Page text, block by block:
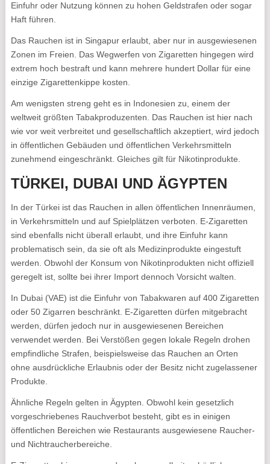
Einfuhr oder Nutzung können zu hohen Geldstrafen oder sogar
Haft führen.
Das Rauchen ist in Singapur erlaubt, aber nur in ausgewiesenen
Zonen im Freien. Das Wegwerfen von Zigaretten hingegen wird
extrem hoch bestraft und kann mehrere hundert Dollar für eine
einzige Zigarettenkippe kosten.
Am wenigsten streng geht es in Indonesien zu, einem der
weltweit größten Tabakproduzenten. Das Rauchen ist hier nach
wie vor weit verbreitet und gesellschaftlich akzeptiert, wird jedoch
in öffentlichen Gebäuden und öffentlichen Verkehrsmitteln
zunehmend eingeschränkt. Gleiches gilt für Nikotinprodukte.
TÜRKEI, DUBAI UND ÄGYPTEN
In der Türkei ist das Rauchen in allen öffentlichen Innenräumen,
in Verkehrsmitteln und auf Spielplätzen verboten. E-Zigaretten
sind ebenfalls nicht überall erlaubt, und ihre Einfuhr kann
problematisch sein, da sie oft als Medizinprodukte eingestuft
werden. Obwohl der Konsum von Nikotinprodukten nicht offiziell
geregelt ist, sollte bei ihrer Import dennoch Vorsicht walten.
In Dubai (VAE) ist die Einfuhr von Tabakwaren auf 400 Zigaretten
oder 50 Zigarren beschränkt. E-Zigaretten dürfen mitgebracht
werden, dürfen jedoch nur in ausgewiesenen Bereichen
verwendet werden. Bei Verstößen gegen lokale Regeln drohen
empfindliche Strafen, beispielsweise das Rauchen an Orten
ohne ausdrückliche Erlaubnis oder der Besitz nicht zugelassener
Produkte.
Ähnliche Regeln gelten in Ägypten. Obwohl kein gesetzlich
vorgeschriebenes Rauchverbot besteht, gibt es in einigen
öffentlichen Bereichen wie Restaurants ausgewiesene Raucher-
und Nichtraucherbereiche.